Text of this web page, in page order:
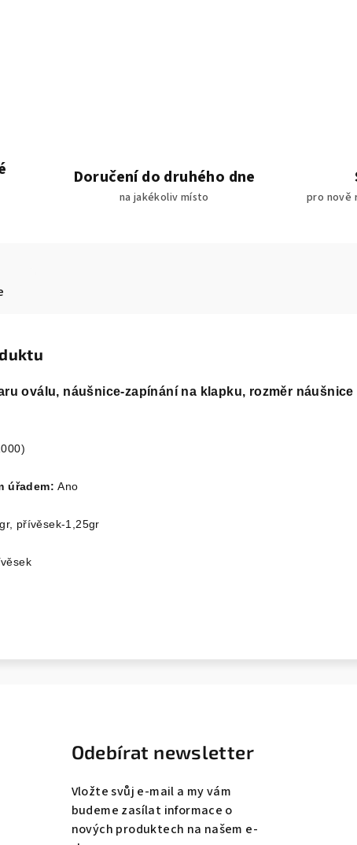
Doručení do druhého dne
na jakékoliv místo pro nově
oválu, náušnice-zapínání na klapku, rozměr
úřadem:Ano
přívěsek-1,25gr
Odebírat newsletter
Vložte svůj e-mail a my vám
budeme zasílat informace o
nových produktech na našem e-